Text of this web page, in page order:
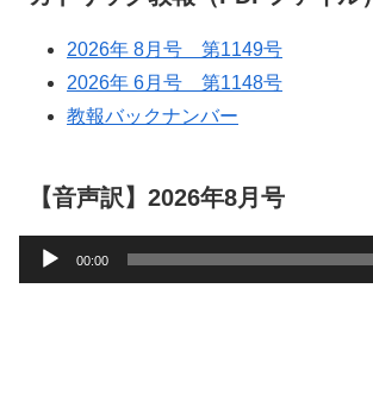
2026年 8月号 第1149号
2026年 6月号 第1148号
教報バックナンバー
【音声訳】2026年8月号
声
00:00